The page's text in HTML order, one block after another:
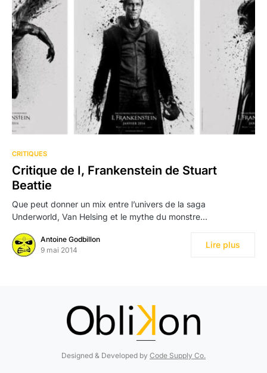
CRITIQUES
Critique de I, Frankenstein de Stuart
Beattie
Que peut donner un mix entre l’univers de la saga
Underworld, Van Helsing et le mythe du monstre…
Antoine Godbillon
9 mai 2014
Lire plus
Designed & Developed by Code Supply Co.